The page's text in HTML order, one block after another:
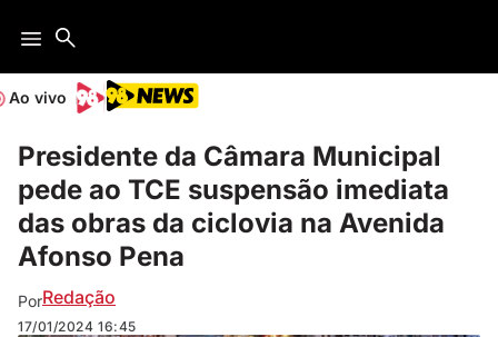
Ao vivo
Presidente da Câmara Municipal
pede ao TCE suspensão imediata
das obras da ciclovia na Avenida
Afonso Pena
PorRedação
17/01/2024 16:45